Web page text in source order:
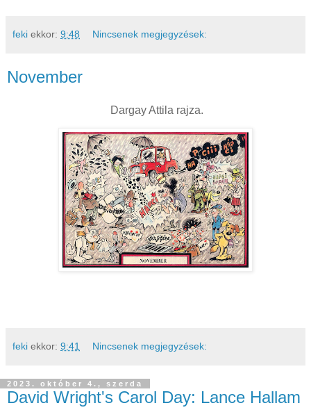
feki ekkor: 9:48 Nincsenek megjegyzések:
November
Dargay Attila rajza.
feki ekkor: 9:41 Nincsenek megjegyzések:
2023. október 4., szerda
David Wright's Carol Day: Lance Hallam